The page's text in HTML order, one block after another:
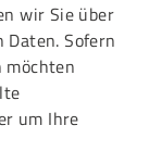
wir Sie über
Daten. Sofern
möchten
um Ihre